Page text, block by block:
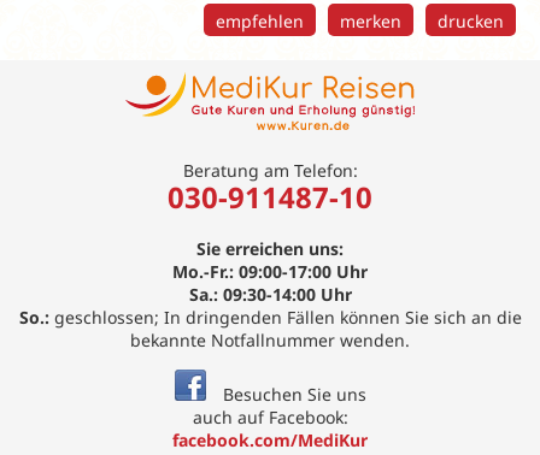
drucken
merken
empfehlen
Beratung am Telefon:
030-911487-10
Sie erreichen uns:
Mo.-Fr.: 09:00-17:00 Uhr
Sa.: 09:30-14:00 Uhr
So.:geschlossen; In dringenden Fällen können Sie sich an die
bekannte Notfallnummer wenden.
Besuchen Sie uns
auch auf Facebook:
facebook.com/MediKur